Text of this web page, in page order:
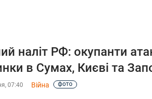
наліт РФ: окупанти
в Сумах, Києві та
07:40 Війна фото